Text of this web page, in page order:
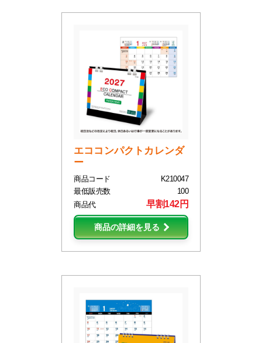
エココンパクトカレンダ
ー
商品コード
K210047
最低販売数
100
商品代
早割142円
商品の詳細を見る